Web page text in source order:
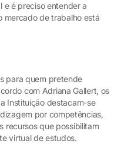
e é preciso entender a
mercado de trabalho está
para quem pretende
com Adriana Gallert, os
Instituição destacam-se
por competências,
recursos que possibilitam
virtual de estudos.